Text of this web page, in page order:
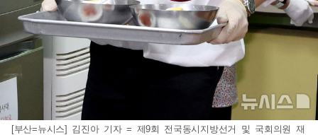
[부산=뉴시스] 김진아 기자 = 제9회 전국동시지방선거 및 국회의원 재